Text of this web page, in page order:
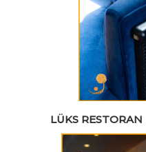
LÜKS